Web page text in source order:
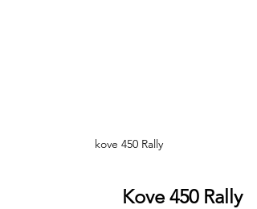
kove 450 Rally
Kove 450 Rally